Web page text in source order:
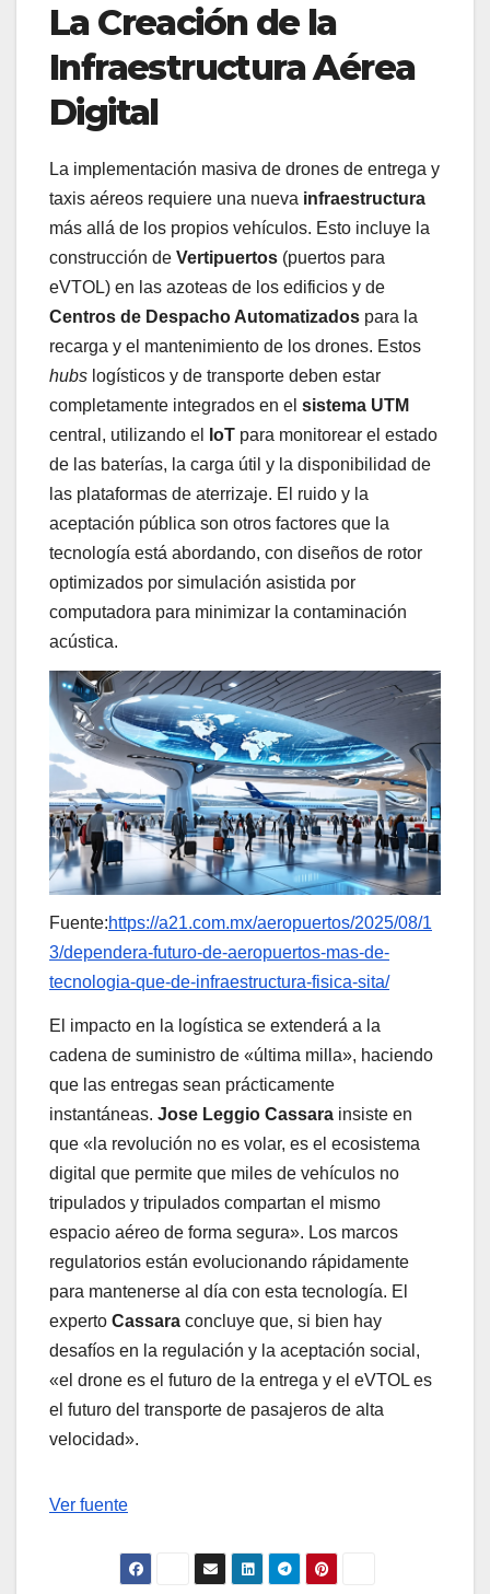
La Creación de la
Infraestructura Aérea
Digital
La implementación masiva de drones de entrega y
taxis aéreos requiere una nueva infraestructura
más allá de los propios vehículos. Esto incluye la
construcción de Vertipuertos (puertos para
eVTOL) en las azoteas de los edificios y de
Centros de Despacho Automatizados para la
recarga y el mantenimiento de los drones. Estos
hubs logísticos y de transporte deben estar
completamente integrados en el sistema UTM
central, utilizando el
IoT para monitorear el estado
de las baterías, la carga útil y la disponibilidad de
las plataformas de aterrizaje. El ruido y la
aceptación pública son otros factores que la
tecnología está abordando, con diseños de rotor
optimizados por simulación asistida por
computadora para minimizar la contaminación
acústica.
Fuente:https://a21.com.mx/aeropuertos/2025/08/1
3/dependera-futuro-de-aeropuertos-mas-de-
tecnologia-que-de-infraestructura-fisica-sita/
El impacto en la logística se extenderá a la
cadena de suministro de «última milla», haciendo
que las entregas sean prácticamente
instantáneas. Jose Leggio Cassara insiste en
que «la revolución no es volar, es el ecosistema
digital que permite que miles de vehículos no
tripulados y tripulados compartan el mismo
espacio aéreo de forma segura». Los marcos
regulatorios están evolucionando rápidamente
para mantenerse al día con esta tecnología. El
experto Cassara concluye que, si bien hay
desafíos en la regulación y la aceptación social,
«el drone es el futuro de la entrega y el eVTOL es
el futuro del transporte de pasajeros de alta
velocidad».
Navegación
Ver fuente